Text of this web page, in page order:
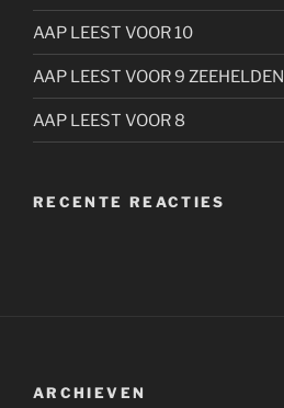
AAP LEEST VOOR 10
AAP LEEST VOOR 9 ZEEHELDEN
AAP LEEST VOOR 8
RECENTE REACTIES
ARCHIEVEN